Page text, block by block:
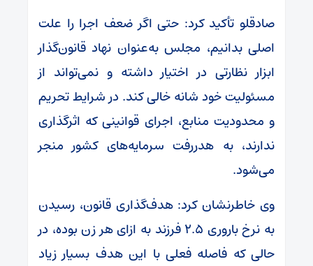
صادقلو تأکید کرد: حتی اگر ضعف اجرا را علت
اصلی بدانیم، مجلس به‌عنوان نهاد قانون‌گذار
ابزار نظارتی در اختیار داشته و نمی‌تواند از
مسئولیت خود شانه خالی کند. در شرایط تحریم
و محدودیت منابع، اجرای قوانینی که اثرگذاری
ندارند، به هدررفت سرمایه‌های کشور منجر
می‌شود.
وی خاطرنشان کرد: هدف‌گذاری قانون، رسیدن
به نرخ باروری ۲.۵ فرزند به ازای هر زن بوده، در
حالی که فاصله فعلی با این هدف بسیار زیاد